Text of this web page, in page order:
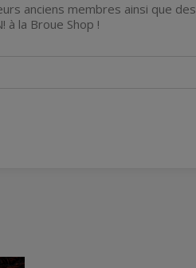
anciens membres ainsi que des
à la Broue Shop !